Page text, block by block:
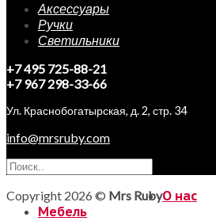
Аксессуары
Ручки
Светильники
+7 495 725-88-21
+7 967 298-33-66
Ул. Краснобогатырская, д. 2, стр. 34
info@mrsruby.com
Copyright 2026 © Mrs RubyО нас
Мебель